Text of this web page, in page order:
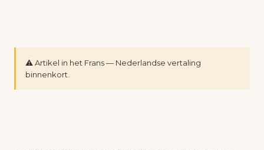
⚠️ Artikel in het Frans — Nederlandse vertaling
binnenkort.